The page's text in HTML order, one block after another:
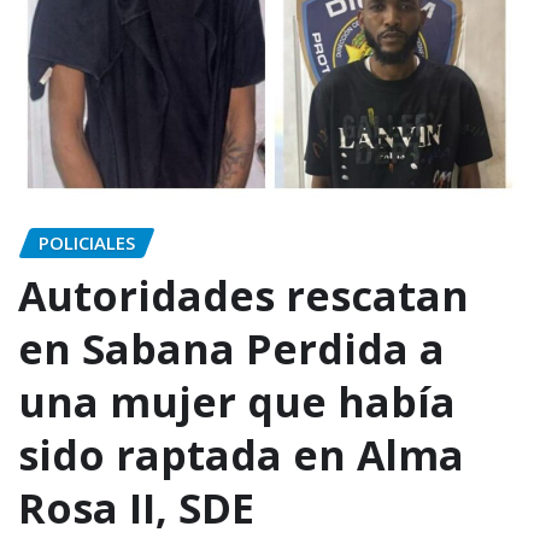
POLICIALES
Autoridades rescatan
en Sabana Perdida a
una mujer que había
sido raptada en Alma
Rosa II, SDE